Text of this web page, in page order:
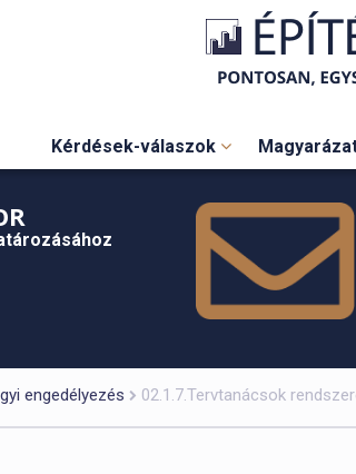
Kérdések-válaszok
engedélyezés 02.1.7.Tervtanácsok